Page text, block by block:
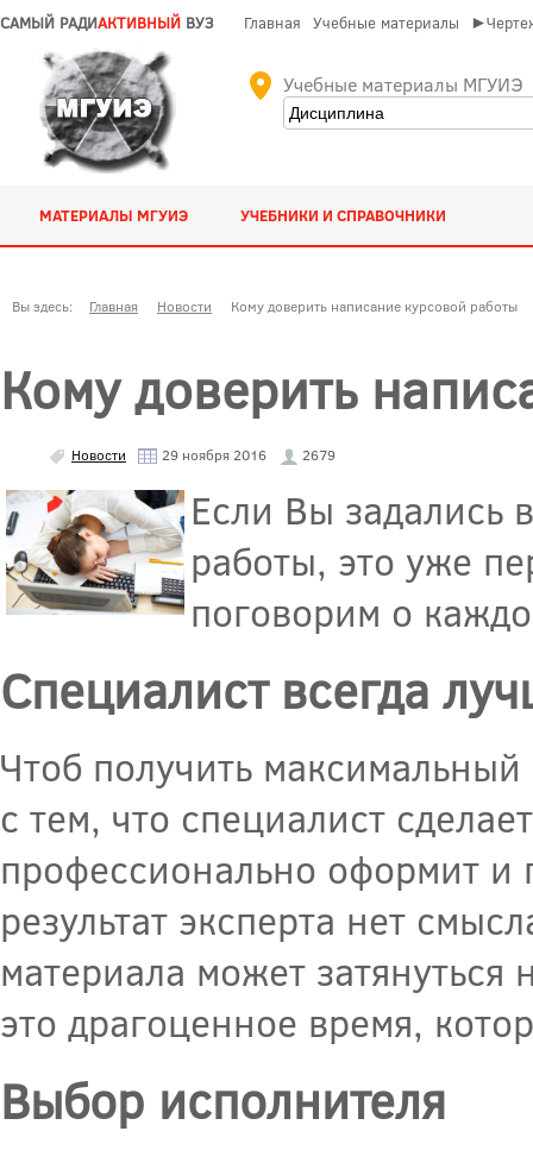
САМЫЙ РАДИАКТИВНЫЙ ВУЗ Главная Учебные материалы
Учебные материалы МГУИЭ
МАТЕРИАЛЫ МГУИЭ УЧЕБНИКИ И СПРАВОЧНИКИ
Вы здесь: Главная Новости Кому доверить написание курсовой работы
Кому доверить
Новости 29 ноября 2016 2679
Если Вы задались
работы, это уже
поговорим о
Специалист всегда
Чтоб получить
с тем, что специалист
профессионально оформит и
результат эксперта нет
материала может
это драгоценное время,
Выбор исполнителя